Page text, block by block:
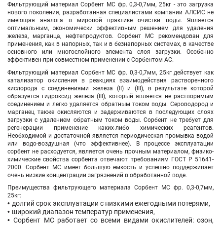
Фильтрующий материал Сорбент МС фр. 0,3-0,7мм, 25кг - это загрузка
нового поколения, разработанная специалистами компании АЛСИС не
имеющая аналога в мировой практике очистки воды. Является
оптимальным, экономически эффективным решением для удаления
железа, марганца, нефтепродуктов. Сорбент МС рекомендован для
применения, как в напорных, так и в безнапорных системах, в качестве
основного или многослойного элемента слоя загрузки. Особенно
эффективен при совместном применении с Сорбентом АС.
Фильтрующий материал Сорбент МС фр. 0,3-0,7мм, 25кг действует как
катализатор окисления в реакциях взаимодействия растворенного
кислорода с соединениями железа (II) и (III), в результате которой
образуется гидроксид железа (III), который является не растворимым
соединением и легко удаляется обратным током воды. Сероводород и
марганец также окисляются и задерживаются в последующих слоях
загрузки с удалением обратным током воды. Сорбент не требует для
регенерации применение каких-либо химических реагентов.
Необходимой и достаточной является периодическая промывка водой
или водо-воздушная (что эффективнее). В процессе эксплуатации
сорбент не расходуется, является очень прочным материалом, физико-
химические свойства сорбента отвечают требованиям ГОСТ Р 51641-
2000. Сорбент МС имеет большую емкость и успешно поддерживает
очень низкие концентрации загрязнений в обработанной воде.
Преимущества фильтрующего материала Сорбент МС фр. 0,3-0,7мм,
25кг:
• долгий срок эксплуатации с низкими ежегодными потерями,
• широкий диапазон температур применения,
•Сорбент МС работает со всеми видами окислителей: озон,